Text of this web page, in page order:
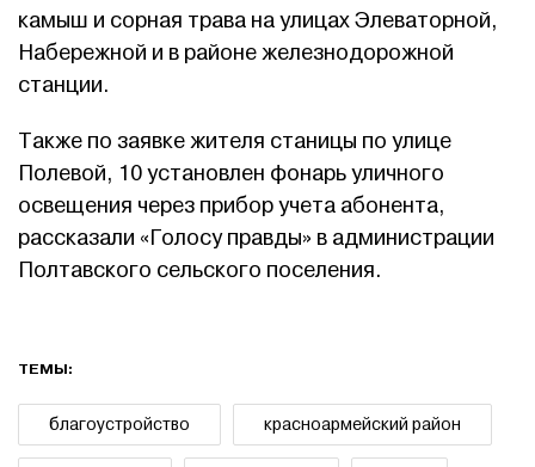
камыш и сорная трава на улицах Элеваторной,
Набережной и в районе железнодорожной
станции.
Также по заявке жителя станицы по улице
Полевой, 10 установлен фонарь уличного
освещения через прибор учета абонента,
рассказали «Голосу правды» в администрации
Полтавского сельского поселения.
ТЕМЫ:
благоустройство красноармейский район